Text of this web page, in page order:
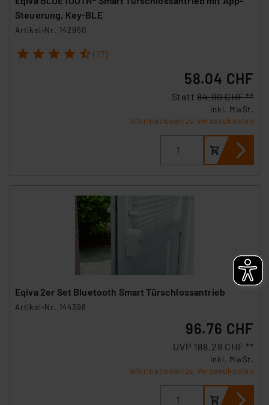
Beurteilung der mit der Datenübermittlung,
insbesondere der Art der übermittelten Daten,
Steuerung, Key-BLE
Artikel-Nr. 142950
1 2 3 4 5 (17)
58.04 CHF
Statt84.90 CHF **
inkl. MwSt.
Informationen zu Versandkosten
Eqiva 2er Set Bluetooth Smart Türschlossantrieb
Artikel-Nr. 144398
96.76 CHF
UVP 188.28 CHF **
inkl. MwSt.
Informationen zu Versandkosten